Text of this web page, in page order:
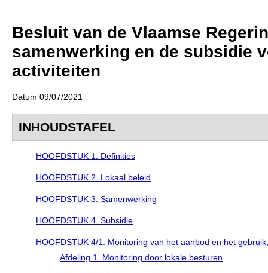
Besluit van de Vlaamse
samenwerking en de subsidie
activiteiten
Datum 09/07/2021
INHOUDSTAFEL
HOOFDSTUK 1. Definities
HOOFDSTUK 2. Lokaal beleid
HOOFDSTUK 3. Samenwerking
HOOFDSTUK 4. Subsidie
HOOFDSTUK 4/1. Monitoring van het aanbod en het
Afdeling 1. Monitoring door lokale besturen